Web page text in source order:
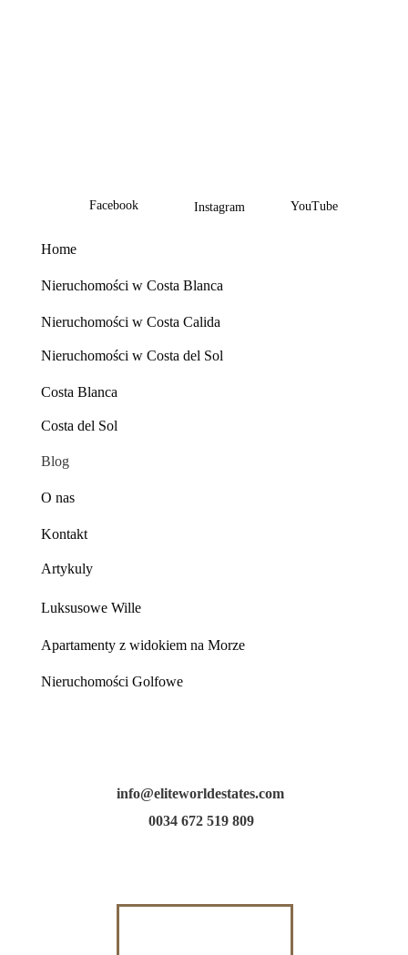
Nieruchomości w Costa Blanca
Nieruchomości w Costa Calida
Nieruchomości w Costa del Sol
Home
O nas
Costa del Sol
Instagram
Facebook YouTube
Costa Blanca
Kontakt
Luksusowe Wille
Apartamenty z widokiem na Morze
Nieruchomości Golfowe
Artykuly
info@eliteworldestates.com
0034 672 519 809
Blog